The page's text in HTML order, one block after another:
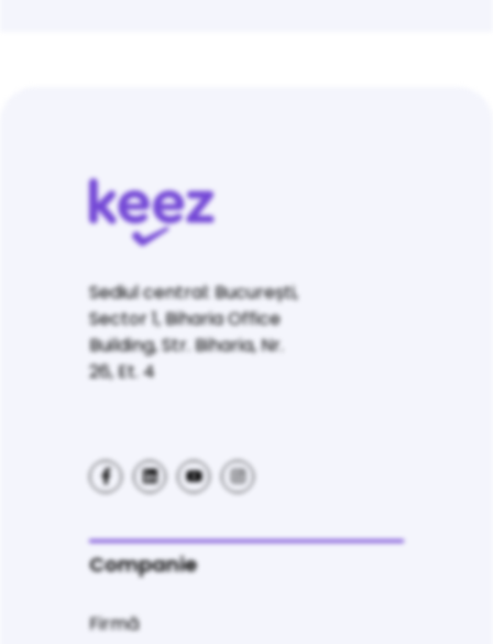
Sediul central: București,
Sector 1, Biharia Office
Building, Str. Biharia, Nr.
26, Et. 4
Companie
Firmă